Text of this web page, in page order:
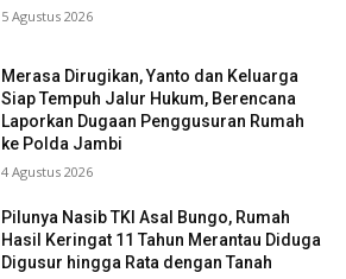
5 Agustus 2026
Merasa Dirugikan, Yanto dan Keluarga
Siap Tempuh Jalur Hukum, Berencana
Laporkan Dugaan Penggusuran Rumah
ke Polda Jambi
4 Agustus 2026
Pilunya Nasib TKI Asal Bungo, Rumah
Hasil Keringat 11 Tahun Merantau Diduga
Digusur hingga Rata dengan Tanah